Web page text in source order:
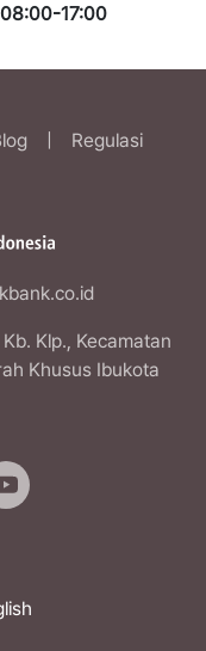
08:00-17:00
Regulasi
Klp., Kecamatan
Khusus Ibukota